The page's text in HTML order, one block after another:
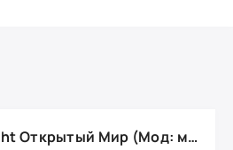
Toilet Fight Открытый Мир (Мод: много чипов, денег, все открыто, бессмертие, урон, 50+ читов)